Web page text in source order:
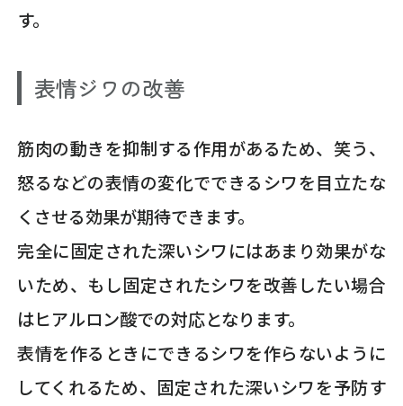
す。
表情ジワの改善
筋肉の動きを抑制する作用があるため、笑う、
怒るなどの表情の変化でできるシワを目立たな
くさせる効果が期待できます。
完全に固定された深いシワにはあまり効果がな
いため、もし固定されたシワを改善したい場合
はヒアルロン酸での対応となります。
表情を作るときにできるシワを作らないように
してくれるため、固定された深いシワを予防す